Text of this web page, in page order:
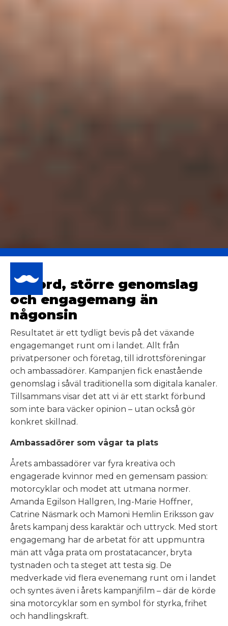
Rekord, större genomslag
och engagemang än
någonsin
Resultatet är ett tydligt bevis på det växande
engagemanget runt om i landet. Allt från
privatpersoner och företag, till idrottsföreningar
och ambassadörer. Kampanjen fick enastående
genomslag i såväl traditionella som digitala kanaler.
Tillsammans visar det att vi är ett starkt förbund
som inte bara väcker opinion – utan också gör
konkret skillnad.
Ambassadörer som vågar ta plats
Årets ambassadörer var fyra kreativa och
engagerade kvinnor med en gemensam passion:
motorcyklar och modet att utmana normer.
Amanda Egilson Hallgren, Ing-Marie Hoffner,
Catrine Näsmark och Mamoni Hemlin Eriksson gav
årets kampanj dess karaktär och uttryck. Med stort
engagemang har de arbetat för att uppmuntra
män att våga prata om prostatacancer, bryta
tystnaden och ta steget att testa sig. De
medverkade vid flera evenemang runt om i landet
och syntes även i årets kampanjfilm – där de körde
sina motorcyklar som en symbol för styrka, frihet
och handlingskraft.